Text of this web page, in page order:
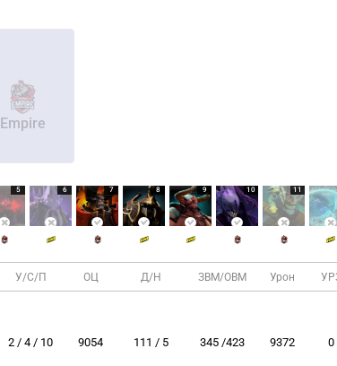
Empire
5 6 7 8 9 10 11
У/С/П ОЦ Д/Н ЗВМ/ОВМ Урон
2 / 4 / 10 9054 111 / 5 345 /423 9372 0